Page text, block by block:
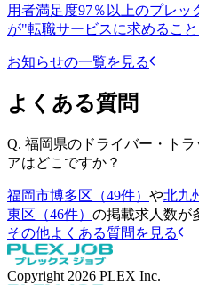
用者満足度97％以上のプレ
が"転職サービスに求めるこ
お知らせの一覧を見る
よくある質問
Q. 福岡県のドライバー・ト
アはどこですか？
福岡市博多区（49件） や北九
東区（46件） の掲載求人数が
その他よくある質問を見る
Copyright 2026 PLEX Inc.